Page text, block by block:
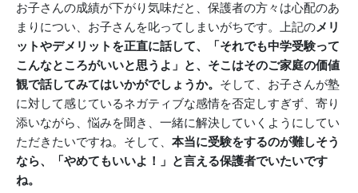
お子さんの成績が下がり気味だと、保護者の方々は心配のあ
まりについ、お子さんを叱ってしまいがちです。上記のメリ
ットやデメリットを正直に話して、「それでも中学受験って
こんなところがいいと思うよ」と、そこはそのご家庭の価値
観で話してみてはいかがでしょうか。 そして、お子さんが塾
に対して感じているネガティブな感情を否定しすぎず、寄り
添いながら、悩みを聞き、一緒に解決していくようにしてい
ただきたいですね。そして、 本当に受験をするのが難しそう
なら、「やめてもいいよ！」と言える保護者でいたいです
ね。